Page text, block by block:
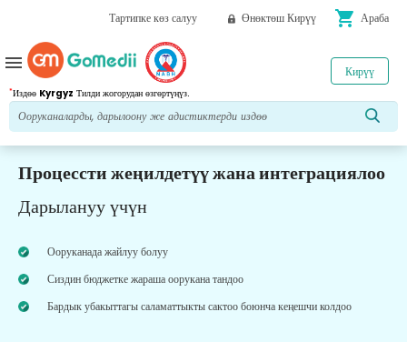
Тартипке көз салуу Өнөктөш Кирүү shopping_cart Араба
*Издөө Kyrgyz Тилди жогорудан өзгөртүңүз.
Кирүү
menu
Процессти жеңилдетүү жана интеграциялоо
Дарылануу үчүн
Ооруканада жайлуу болуу
Сиздин бюджетке жараша оорукана тандоо
Бардык убакыттагы саламаттыкты сактоо боюнча кеңешчи колдоо